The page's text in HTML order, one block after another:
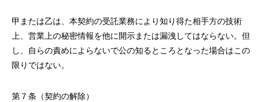
甲または乙は、本契約の受託業務により知り得た相手方の技術
上、営業上の秘密情報を他に開示または漏洩してはならない。但
し、自らの責めによらないで公の知るところとなった場合はこの
限りではない。
第７条（契約の解除）